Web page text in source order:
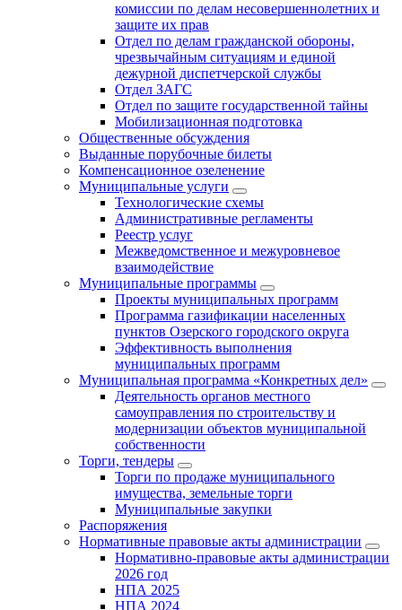
комиссии по делам несовершеннолетних и
защите их прав
Отдел по делам гражданской обороны,
чрезвычайным ситуациям и единой
дежурной диспетчерской службы
Отдел ЗАГС
Отдел по защите государственной тайны
Мобилизационная подготовка
Общественные обсуждения
Выданные порубочные билеты
Компенсационное озеленение
Муниципальные услуги
Технологические схемы
Административные регламенты
Реестр услуг
Межведомственное и межуровневое
взаимодействие
Муниципальные программы
Проекты муниципальных программ
Программа газификации населенных
пунктов Озерского городского округа
Эффективность выполнения
муниципальных программ
Муниципальная программа «Конкретных дел»
Деятельность органов местного
самоуправления по строительству и
модернизации объектов муниципальной
собственности
Торги, тендеры
Торги по продаже муниципального
имущества, земельные торги
Муниципальные закупки
Распоряжения
Нормативные правовые акты администрации
Нормативно-правовые акты администрации
2026 год
НПА 2025
НПА 2024